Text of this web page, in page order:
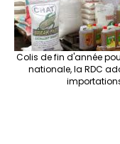
Colis de fin d'année
nationale, la RDC